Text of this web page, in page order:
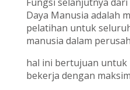
Daya Manusia adalah
pelatihan untuk
manusia dalam
hal ini bertujuan untuk
bekerja dengan